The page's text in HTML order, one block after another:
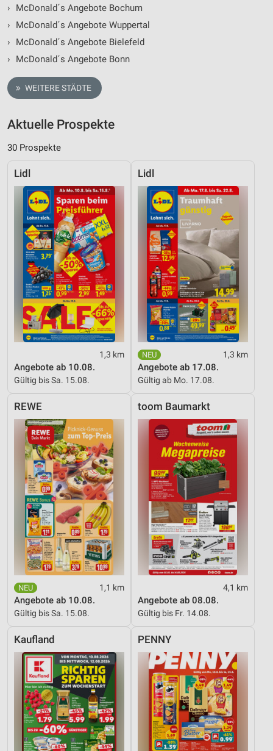
›
McDonald´s Angebote Bochum
›
McDonald´s Angebote Wuppertal
›
McDonald´s Angebote Bielefeld
›
McDonald´s Angebote Bonn
WEITERE STÄDTE
Aktuelle Prospekte
30 Prospekte
Lidl
1,3 km
Angebote ab 10.08.
Gültig bis Sa. 15.08.
Lidl
1,3 km
Angebote ab 17.08.
Gültig ab Mo. 17.08.
REWE
1,1 km
Angebote ab 10.08.
Gültig bis Sa. 15.08.
toom Baumarkt
4,1 km
Angebote ab 08.08.
Gültig bis Fr. 14.08.
Kaufland PENNY